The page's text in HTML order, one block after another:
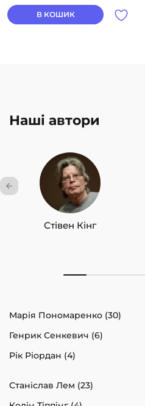
В КОШИК
Наші автори
Стівен Кінг
Марія Пономаренко (30)
Генрик Сенкевич (6)
Рік Ріордан (4)
Станіслав Лем (23)